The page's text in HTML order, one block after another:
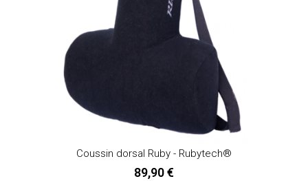
Coussin dorsal Ruby - Rubytech®
89,90 €